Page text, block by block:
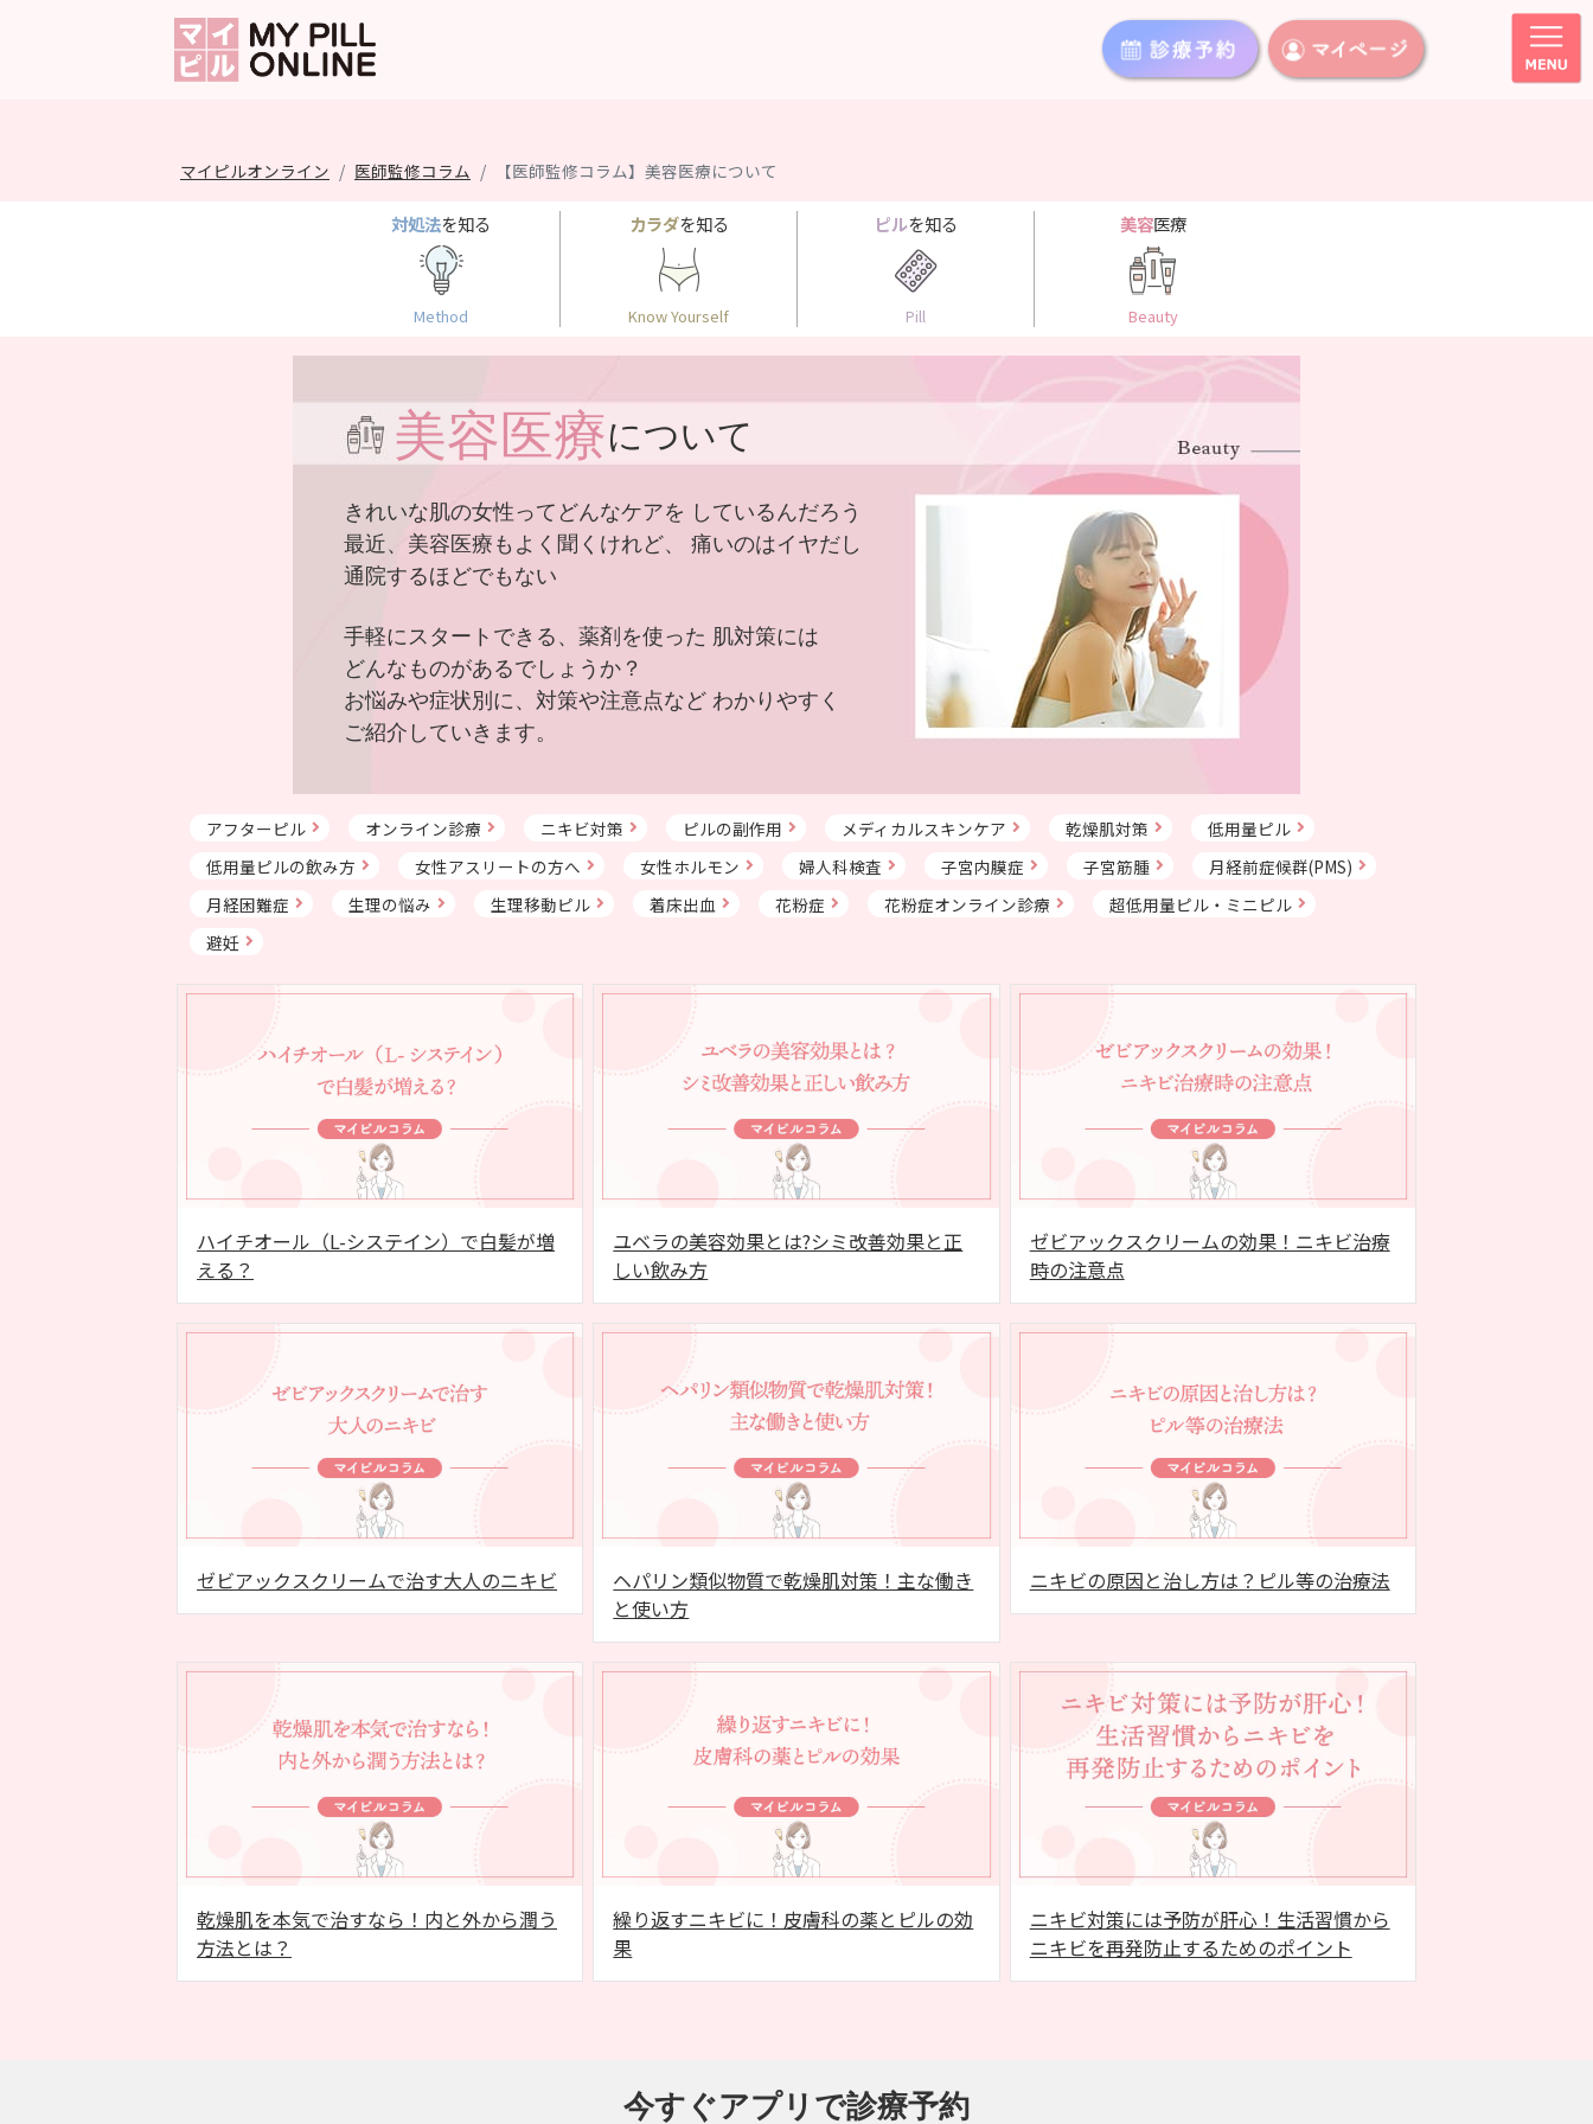
マイピルオンライン 医師監修コラム 【医師監修コラム】美容医療について
対処法を知る
Method
カラダを知る
Know Yourself
ピルを知る
Pill
美容医療
Beauty
美容医療について
きれいな肌の女性ってどんなケアを しているんだろう
最近、美容医療もよく聞くけれど、
痛いのはイヤだし
通院するほどでもない
手軽にスタートできる、薬剤を使った 肌対策には
どんなものがあるでしょうか？
お悩みや症状別に、対策や注意点などわかりやすく
ご紹介していきます。
アフターピル オンライン診療 ニキビ対策 ピルの副作用 メディカルスキンケア 乾燥肌対策
低用量ピル
低用量ピルの飲み方
女性アスリートの方へ 女性ホルモン 婦人科検査 子宮内膜症 子宮筋腫
月経前症候群(PMS)
月経困難症
生理の悩み 生理移動ピル 着床出血 花粉症 花粉症オンライン診療
超低用量ピル・ミニピル
避妊
ハイチオール（L-システイン）で白髪が増
える？
ユベラの美容効果とは?シミ改善効果と正
しい飲み方
ゼビアックスクリームの効果！ニキビ治療
時の注意点
ゼビアックスクリームで治す大人のニキビ
ヘパリン類似物質で乾燥肌対策！主な働き
と使い方
ニキビの原因と治し方は？ピル等の治療法
乾燥肌を本気で治すなら！内と外から潤う
方法とは？
繰り返すニキビに！皮膚科の薬とピルの効
果
ニキビ対策には予防が肝心！生活習慣から
ニキビを再発防止するためのポイント
今すぐアプリで診療予約